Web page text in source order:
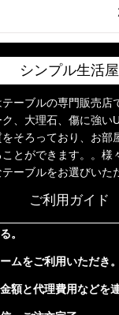
シンプル生活屋
ーブルの専門販売店
、大理石、傷に強い
そろっており、お部
とができます。。様
ーブルをお選びいた
ご利用ガイド
。
ムをご利用いただき。
額と代理費用などを連